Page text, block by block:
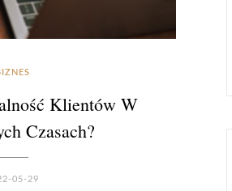
Klientów W
Czasach?
05-29